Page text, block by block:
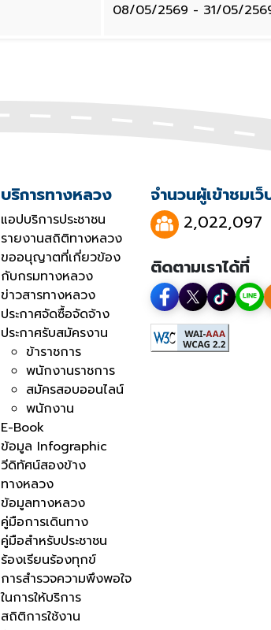
08/05/2569 - 31/05/
บริการทางหลวง
แอปบริการประชาชน
รายงานสถิติทางหลวง
ขออนุญาตที่เกี่ยวข้อง
กับกรมทางหลวง
ข่าวสารทางหลวง
ประกาศจัดซื้อจัดจ้าง
ประกาศรับสมัครงาน
ข้าราชการ
พนักงานราชการ
สมัครสอบออนไลน์
พนักงาน
E-Book
ข้อมูล Infographic
วีดิทัศน์สองข้าง
ทางหลวง
ข้อมูลทางหลวง
คู่มือการเดินทาง
คู่มือสำหรับประชาชน
ร้องเรียนร้องทุกข์
การสำรวจความพึงพอใจ
ในการให้บริการ
สถิติการใช้งาน
จำนวนผู้เข้าชมเ
2,022,097
ติดตามเราได้ที่